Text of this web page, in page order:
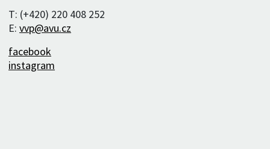
T: (+420) 220 408 252
E: vvp@avu.cz
facebook
instagram